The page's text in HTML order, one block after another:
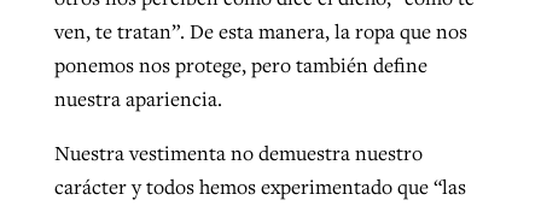
ven, te tratan”. De esta manera, la ropa que nos
ponemos nos protege, pero también define
nuestra apariencia.
Nuestra vestimenta no demuestra nuestro
carácter y todos hemos experimentado que “las